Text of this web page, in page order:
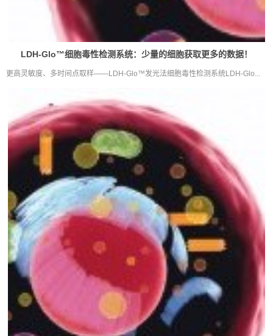
LDH-Glo™细胞毒性检测系统：少量的细胞获取更多的数据！
更高灵敏度、多时间点取样——LDH-Glo™发光法细胞毒性检测系统LDH-Glo...